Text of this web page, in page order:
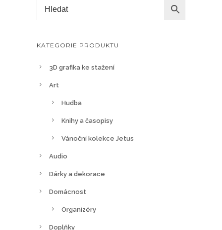
KATEGORIE PRODUKTU
3D grafika ke stažení
Art
Hudba
Knihy a časopisy
Vánoční kolekce Jetus
Audio
Dárky a dekorace
Domácnost
Organizéry
Doplňky